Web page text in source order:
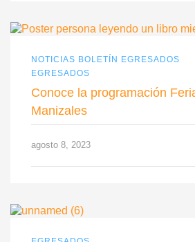
NOTICIAS BOLETÍN EGRESADOS
EGRESADOS
Conoce la programación
Manizales
agosto 8, 2023